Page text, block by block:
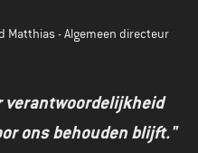
Matthias - Algemeen directeur
verantwoordelijkheid
ons behouden blijft."